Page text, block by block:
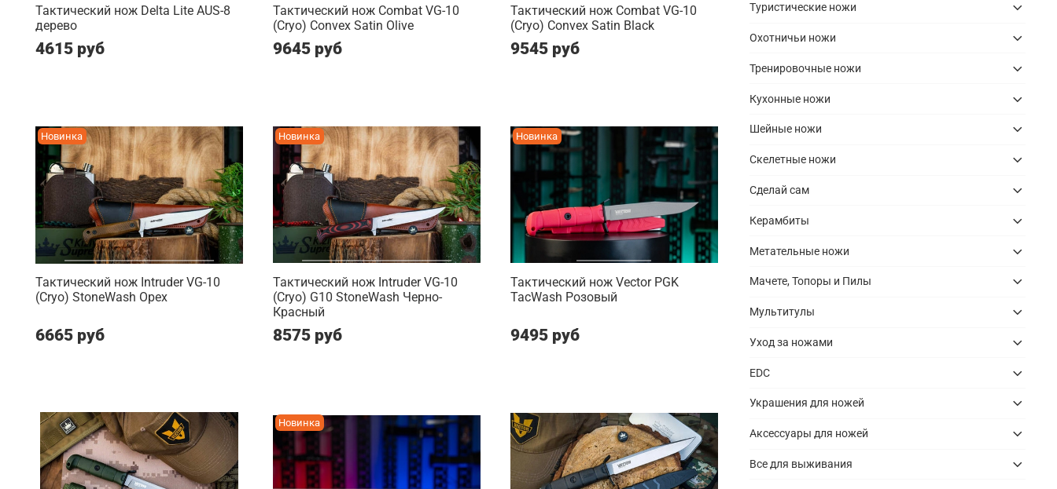
Тактический нож Delta Lite AUS-8
дерево
4615 руб
Тактический нож Combat VG-10
(Cryo) Convex Satin Olive
9645 руб
Тактический нож Combat VG-10
(Cryo) Convex Satin Black
9545 руб
Новинка
Тактический нож Intruder VG-10
(Cryo) StoneWash Орех
6665 руб
Новинка
Тактический нож Intruder VG-10
(Cryo) G10 StoneWash Черно-
Красный
8575 руб
Новинка
Тактический нож Vector PGK
TacWash Розовый
9495 руб
Новинка
Туристические ножи
Охотничьи ножи
Тренировочные ножи
Кухонные ножи
Шейные ножи
Скелетные ножи
Сделай сам
Керамбиты
Метательные ножи
Мачете, Топоры и Пилы
Мультитулы
Уход за ножами
EDC
Украшения для ножей
Аксессуары для ножей
Все для выживания